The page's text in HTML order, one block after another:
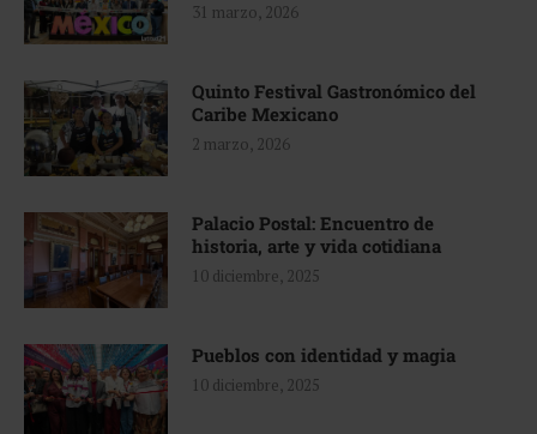
31 marzo, 2026
Quinto Festival Gastronómico del
Caribe Mexicano
2 marzo, 2026
Palacio Postal: Encuentro de
historia, arte y vida cotidiana
10 diciembre, 2025
Pueblos con identidad y magia
10 diciembre, 2025